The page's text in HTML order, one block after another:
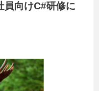
員向けC#研修に